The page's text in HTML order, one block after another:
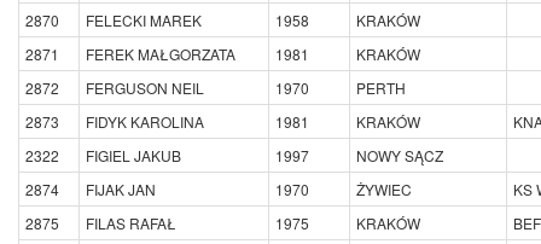
2870
FELECKI MAREK 1958
KRAKÓW
2871
FEREK MAŁGORZATA 1981
KRAKÓW
2872
FERGUSON NEIL 1970
PERTH
2873
FIDYK KAROLINA 1981 KRAKÓW
2322
FIGIEL JAKUB 1997
NOWY SĄCZ
2874
FIJAK JAN 1970 ŻYWIEC
KS
2875
FILAS RAFAŁ 1975 KRAKÓW